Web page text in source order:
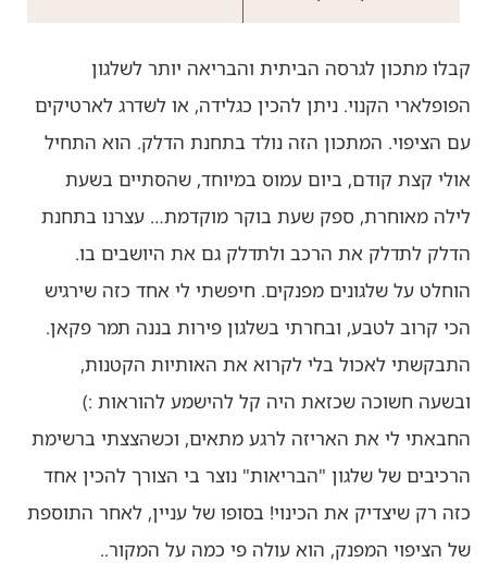
קבלו מתכון לגרסה הביתית והבריאה יותר לשלגון
הפופלארי הקנוי. ניתן להכין כגלידה, או לשדרג לארטיקים
עם הציפוי. המתכון הזה נולד בתחנת הדלק. הוא התחיל
אולי קצת קודם, ביום עמוס במיוחד, שהסתיים בשעת
לילה מאוחרת, ספק שעת בוקר מוקדמת… עצרנו בתחנת
הדלק לתדלק את הרכב ולתדלק גם את היושבים בו.
הוחלט על שלגונים מפנקים. חיפשתי לי אחד כזה שירגיש
הכי קרוב לטבע, ובחרתי בשלגון פירות בננה תמר פקאן.
התבקשתי לאכול בלי לקרוא את האותיות הקטנות,
ובשעה חשוכה שכזאת היה קל להישמע להוראות :)
החבאתי לי את האריזה לרגע מתאים, וכשהצצתי ברשימת
הרכיבים של שלגון "הבריאות" נוצר בי הצורך להכין אחד
כזה רק שיצדיק את הכינוי! בסופו של עניין, לאחר התוספת
של הציפוי המפנק, הוא עולה פי כמה על המקור..